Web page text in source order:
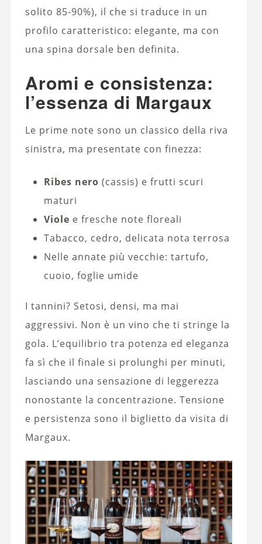
solito 85-90%), il che si traduce in un
profilo caratteristico: elegante, ma con
una spina dorsale ben definita.
Aromi e consistenza:
l’essenza di Margaux
Le prime note sono un classico della riva
sinistra, ma presentate con finezza:
Ribes nero (cassis) e frutti scuri
maturi
Viole e fresche note floreali
Tabacco, cedro, delicata nota terrosa
Nelle annate più vecchie: tartufo,
cuoio, foglie umide
I tannini? Setosi, densi, ma mai
aggressivi. Non è un vino che ti stringe la
gola. L’equilibrio tra potenza ed eleganza
fa sì che il finale si prolunghi per minuti,
lasciando una sensazione di leggerezza
nonostante la concentrazione. Tensione
e persistenza sono il biglietto da visita di
Margaux.